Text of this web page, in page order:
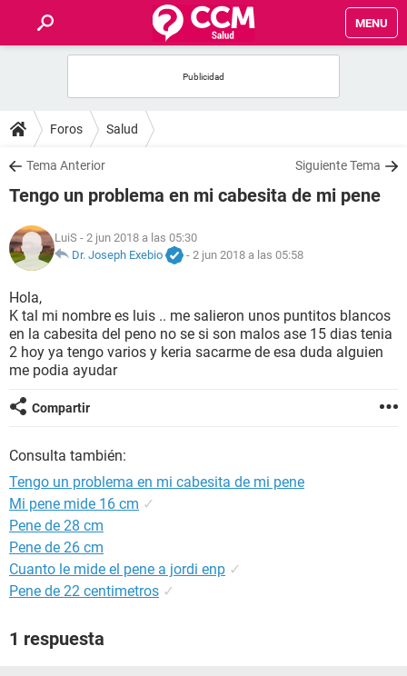
MENU
FOROS
SALUD
FAMILIA
NUTRICIÓN
BIENESTAR
SEXUALIDAD
GLOSARIO
Foros Salud
Tema Anterior Siguiente Tema
Tengo un problema en mi cabesita de mi pene
LuiS - 2 jun 2018 a las 05:30
Dr. Joseph Exebio
- 2 jun 2018 a las 05:58
Hola,
K tal mi nombre es luis .. me salieron unos puntitos blancos
en la cabesita del peno no se si son malos ase 15 dias tenia
2 hoy ya tengo varios y keria sacarme de esa duda alguien
me podia ayudar
Compartir
Consulta también:
Tengo un problema en mi cabesita de mi pene
Mi pene mide 16 cm ✓
Pene de 28 cm
Pene de 26 cm
Cuanto le mide el pene a jordi enp ✓
Pene de 22 centimetros ✓
1 respuesta